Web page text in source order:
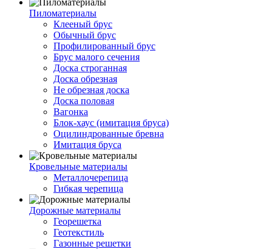
Пиломатериалы
Клееный брус
Обычный брус
Профилированный брус
Брус малого сечения
Доска строганная
Доска обрезная
Не обрезная доска
Доска половая
Вагонка
Блок-хаус (имитация бруса)
Оцилиндрованные бревна
Имитация бруса
Кровельные материалы
Металлочерепица
Гибкая черепица
Дорожные материалы
Георешетка
Геотекстиль
Газонные решетки